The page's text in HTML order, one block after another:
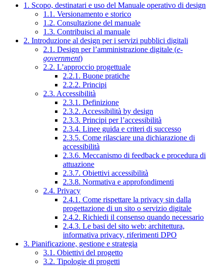
1. Scopo, destinatari e uso del Manuale operativo di design
1.1. Versionamento e storico
1.2. Consultazione del manuale
1.3. Contribuisci al manuale
2. Introduzione al design per i servizi pubblici digitali
2.1. Design per l’amministrazione digitale (e-
government)
2.2. L’approccio progettuale
2.2.1. Buone pratiche
2.2.2. Principi
2.3. Accessibilità
2.3.1. Definizione
2.3.2. Accessibilità by design
2.3.3. Principi per l’accessibilità
2.3.4. Linee guida e criteri di successo
2.3.5. Come rilasciare una dichiarazione di
accessibilità
2.3.6. Meccanismo di feedback e procedura di
attuazione
2.3.7. Obiettivi accessibilità
2.3.8. Normativa e approfondimenti
2.4. Privacy
2.4.1. Come rispettare la privacy sin dalla
progettazione di un sito o servizio digitale
2.4.2. Richiedi il consenso quando necessario
2.4.3. Le basi del sito web: architettura,
informativa privacy, riferimenti DPO
3. Pianificazione, gestione e strategia
3.1. Obiettivi del progetto
3.2. Tipologie di progetti